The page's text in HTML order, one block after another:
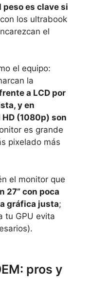
peso es clave si
los ultrabook
el
el equipo:
la
a LCD por
y en
(1080p) son
es grande
pixelado más
el monitor que
27” con poca
gráfica justa;
tu GPU evita
pros y